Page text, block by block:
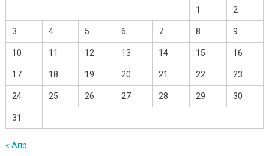
1 2
3 4 5 6 7 8 9
10 11 12 13 14 15 16
17 18 19 20 21 22 23
24 25 26 27 28 29 30
31
« Апр